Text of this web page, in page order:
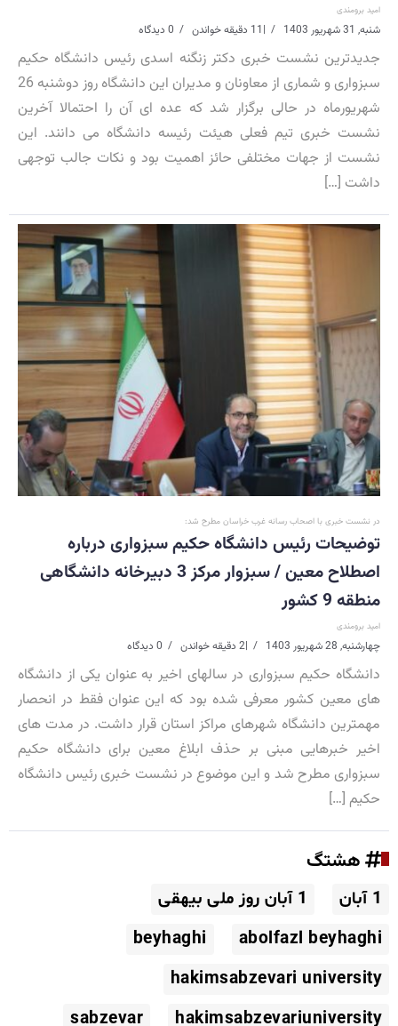
امید برومندی
شنبه, 31 شهریور 1403 |11 دقیقه خواندن 0 دیدگاه
جدیدترین نشست خبری دکتر زنگنه اسدی رئیس دانشگاه حکیم
سبزواری و شماری از معاونان و مدیران این دانشگاه روز دوشنبه 26
شهریورماه در حالی برگزار شد که عده ای آن را احتمالا آخرین
نشست خبری تیم فعلی هیئت رئیسه دانشگاه می دانند. این
نشست از جهات مختلفی حائز اهمیت بود و نکات جالب توجهی
داشت […]
در نشست خبری با اصحاب رسانه غرب خراسان مطرح شد:
توضیحات رئیس دانشگاه حکیم سبزواری درباره
اصطلاح معین / سبزوار مرکز 3 دبیرخانه دانشگاهی
منطقه 9 کشور
امید برومندی
چهارشنبه, 28 شهریور 1403 |2 دقیقه خواندن 0 دیدگاه
دانشگاه حکیم سبزواری در سالهای اخیر به عنوان یکی از دانشگاه
های معین کشور معرفی شده بود که این عنوان فقط در انحصار
مهمترین دانشگاه شهرهای مراکز استان قرار داشت. در مدت های
اخیر خبرهایی مبنی بر حذف ابلاغ معین برای دانشگاه حکیم
سبزواری مطرح شد و این موضوع در نشست خبری رئیس دانشگاه
حکیم […]
هشتگ
1 آبان
1 آبان روز ملی بیهقی
abolfazl beyhaghi
beyhaghi
hakimsabzevari university
hakimsabzevariuniversity
sabzevar